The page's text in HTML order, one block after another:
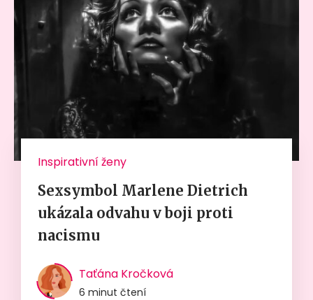
Inspirativní ženy
Sexsymbol Marlene Dietrich
ukázala odvahu v boji proti
nacismu
Taťána Kročková
6 minut čtení